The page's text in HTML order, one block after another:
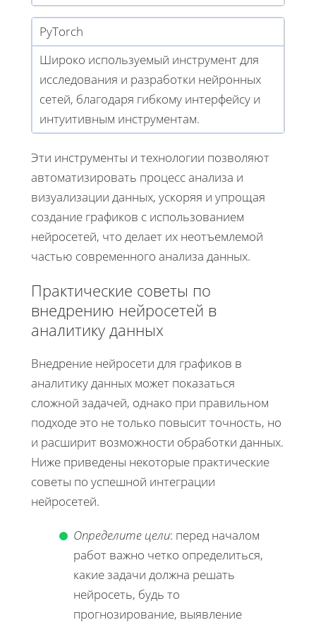
PyTorch
Широко используемый инструмент для
исследования и разработки нейронных
сетей, благодаря гибкому интерфейсу и
интуитивным инструментам.
Эти инструменты и технологии позволяют
автоматизировать процесс анализа и
визуализации данных, ускоряя и упрощая
создание графиков с использованием
нейросетей, что делает их неотъемлемой
частью современного анализа данных.
Практические советы по
внедрению нейросетей в
аналитику данных
Внедрение нейросети для графиков в
аналитику данных может показаться
сложной задачей, однако при правильном
подходе это не только повысит точность, но
и расширит возможности обработки данных.
Ниже приведены некоторые практические
советы по успешной интеграции
нейросетей.
Определите цели: перед началом
работ важно четко определиться,
какие задачи должна решать
нейросеть, будь то
прогнозирование, выявление